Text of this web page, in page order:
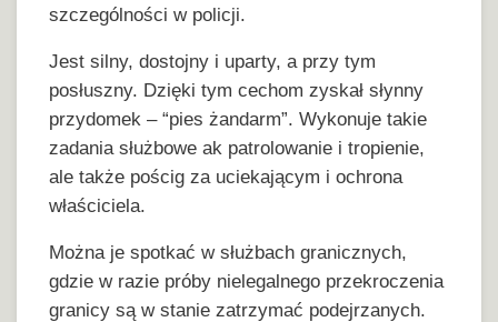
szczególności w policji.
Jest silny, dostojny i uparty, a przy tym
posłuszny. Dzięki tym cechom zyskał słynny
przydomek – “pies żandarm”. Wykonuje takie
zadania służbowe ak patrolowanie i tropienie,
ale także pościg za uciekającym i ochrona
właściciela.
Można je spotkać w służbach granicznych,
gdzie w razie próby nielegalnego przekroczenia
granicy są w stanie zatrzymać podejrzanych.